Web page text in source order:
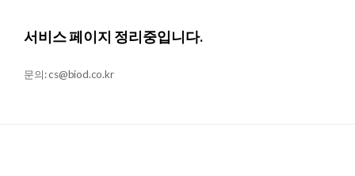
서비스 페이지 정리중입니다.
문의: cs@biod.co.kr